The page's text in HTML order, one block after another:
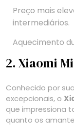
Preço mais
intermediários.
Aquecimento
2. Xiaomi
Conhecido por
excepcionais, o
que impressiona
quanto os